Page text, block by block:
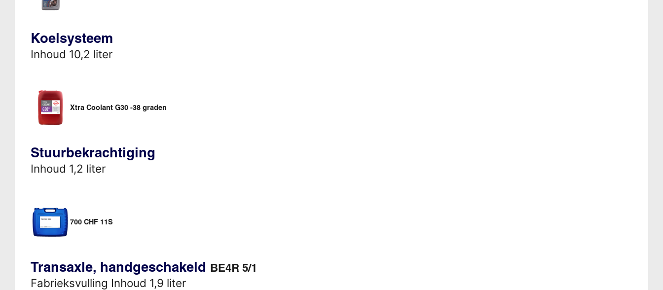
Koelsysteem
Inhoud 10,2 liter
Xtra Coolant G30 -38 graden
Stuurbekrachtiging
Inhoud 1,2 liter
700 CHF 11S
Transaxle, handgeschakeld BE4R 5/1
Fabrieksvulling Inhoud 1,9 liter